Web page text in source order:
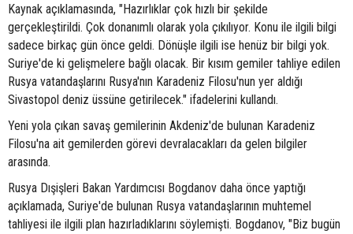
Kaynak açıklamasında, "Hazırlıklar çok hızlı bir şekilde
gerçekleştirildi. Çok donanımlı olarak yola çıkılıyor. Konu ile ilgili bilgi
sadece birkaç gün önce geldi. Dönüşle ilgili ise henüz bir bilgi yok.
Suriye'de ki gelişmelere bağlı olacak. Bir kısım gemiler tahliye edilen
Rusya vatandaşlarını Rusya'nın Karadeniz Filosu'nun yer aldığı
Sivastopol deniz üssüne getirilecek." ifadelerini kullandı.
Yeni yola çıkan savaş gemilerinin Akdeniz'de bulunan Karadeniz
Filosu'na ait gemilerden görevi devralacakları da gelen bilgiler
arasında.
Rusya Dışişleri Bakan Yardımcısı Bogdanov daha önce yaptığı
açıklamada, Suriye'de bulunan Rusya vatandaşlarının muhtemel
tahliyesi ile ilgili plan hazırladıklarını söylemişti. Bogdanov, "Biz bugün